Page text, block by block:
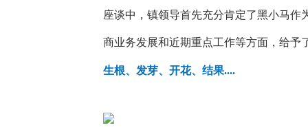
座谈中，镇领导首先充分肯定了黑小马
商业务发展和近期重点工作等方面，给予
生根、发芽、开花、结果....